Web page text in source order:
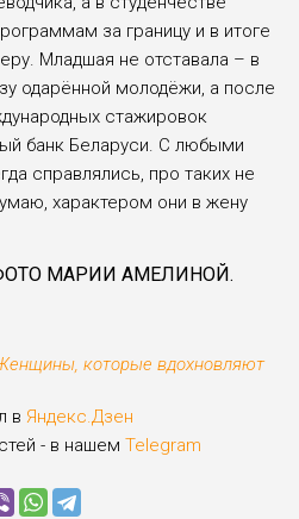
за границу и в итоге
Младшая не отставала – в
одарённой молодёжи, а после
стажировок
банк Беларуси. С любыми
справлялись, про таких не
характером они в жену
МАРИИ АМЕЛИНОЙ.
которые вдохновляют
в Яндекс.Дзен
- в нашем Telegram